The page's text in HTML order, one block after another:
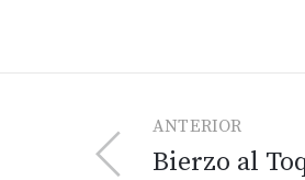
ANTERIOR
Bierzo al